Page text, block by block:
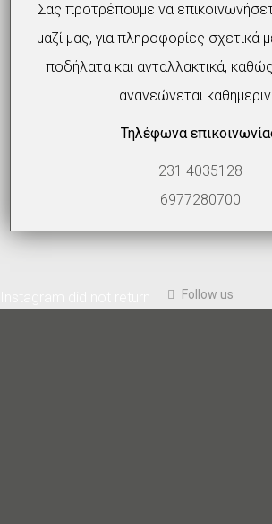
Instagram did not return a 200.Follow us
Σας προτρέπουμε να
μαζί μας, για πληροφορίες σχετικά
ποδήλατα και ανταλλακτικά,
ανανεώνεται
Τηλέφωνα
231 4035128
6977280700